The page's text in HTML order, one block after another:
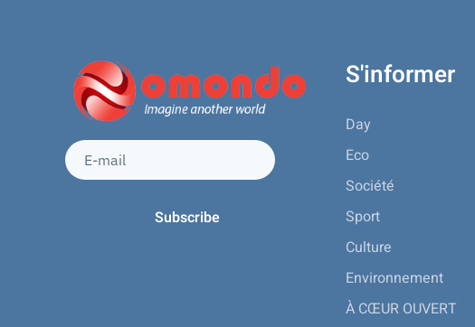
S'informer
Day
Eco
Société
Sport
Culture
Environnement
À CŒUR OUVERT